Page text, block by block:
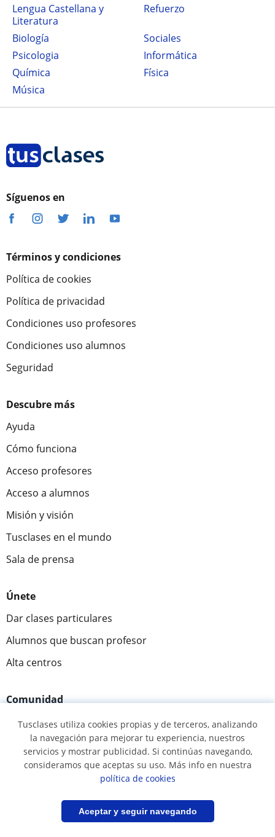
Guardar búsqueda
Lengua Castellana y
Literatura
Refuerzo
Biología
Sociales
Psicologia
Informática
Química
Física
Música
Síguenos en
Términos y condiciones
Política de cookies
Política de privacidad
Condiciones uso profesores
Condiciones uso alumnos
Seguridad
Descubre más
Ayuda
Cómo funciona
Acceso profesores
Acceso a alumnos
Misión y visión
Tusclases en el mundo
Sala de prensa
Únete
Dar clases particulares
Alumnos que buscan profesor
Alta centros
Comunidad
Novedades y Blog
Preguntas y respuestas
Fantástica★★★★★ 9,5/10
305994opiniones de alumnos
Tusclases utiliza cookies propias y de terceros, analizando
la navegación para mejorar tu experiencia, nuestros
servicios y mostrar publicidad. Si continúas navegando,
consideramos que aceptas su uso. Más info en nuestra
política de cookies
Aceptar y seguir navegando